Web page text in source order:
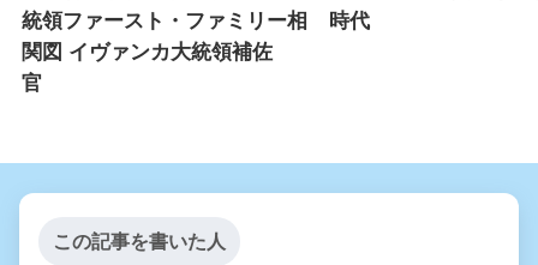
統領ファースト・ファミリー相
関図 イヴァンカ大統領補佐
官
時代
この記事を書いた人